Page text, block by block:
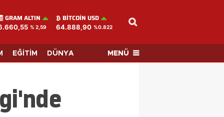
GRAM ALTIN
% 2,59
BITCOIN USD
64.888,90 %0.822
EĞİTİM DÜNYA MENÜ